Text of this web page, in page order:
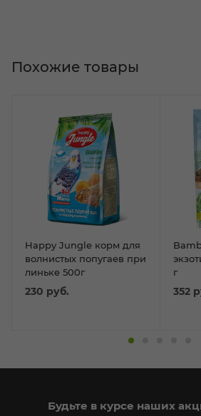
Happy Jungle корм для
волнистых попугаев при
линьке 500г
230 руб.
г
352
Похожие товары
Будьте в курсе наших